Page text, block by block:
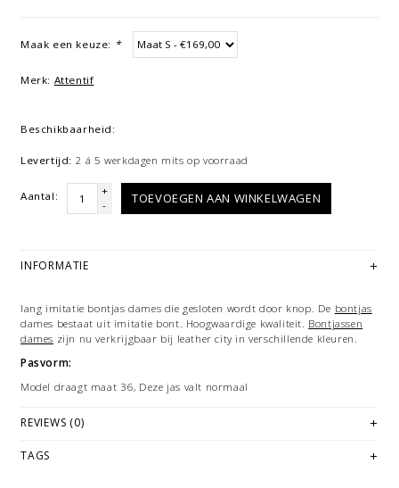
Maak een keuze: *
Merk: Attentif
Beschikbaarheid:
Levertijd: 2 á 5 werkdagen mits op voorraad
Aantal:
+
-
TOEVOEGEN AAN WINKELWAGEN
INFORMATIE
lang imitatie bontjas dames die gesloten wordt door knop. De bontjas
dames bestaat uit imitatie bont. Hoogwaardige kwaliteit. Bontjassen
dames zijn nu verkrijgbaar bij leather city in verschillende kleuren.
Pasvorm:
Model draagt maat 36, Deze jas valt normaal
REVIEWS (0)
TAGS